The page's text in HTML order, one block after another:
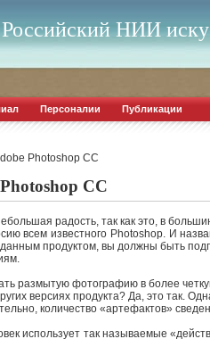
Российский НИИ
Персоналии Публикации
Photoshop CC
CC
радость, так как это, в
всем известного Photoshop. И
данным продуктом, вы должны быть
размытую фотографию в более
версиях продукта? Да, это так.
количество «артефактов»
использует так называемые